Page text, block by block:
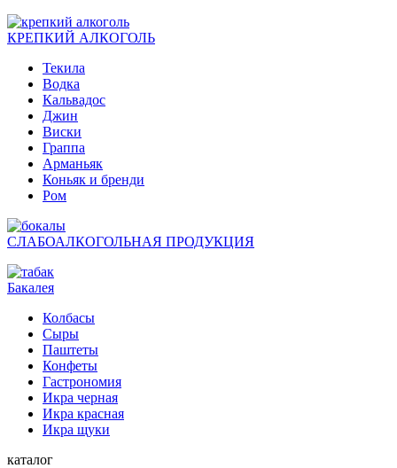
КРЕПКИЙ АЛКОГОЛЬ
Текила
Водка
Кальвадос
Джин
Виски
Граппа
Арманьяк
Коньяк и бренди
Ром
СЛАБОАЛКОГОЛЬНАЯ ПРОДУКЦИЯ
Бакалея
Колбасы
Сыры
Паштеты
Конфеты
Гастрономия
Икра черная
Икра красная
Икра щуки
каталог